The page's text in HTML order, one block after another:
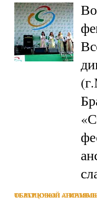
ОБРАЗЦОВЫЙ
ТЕАТР КУКОЛ